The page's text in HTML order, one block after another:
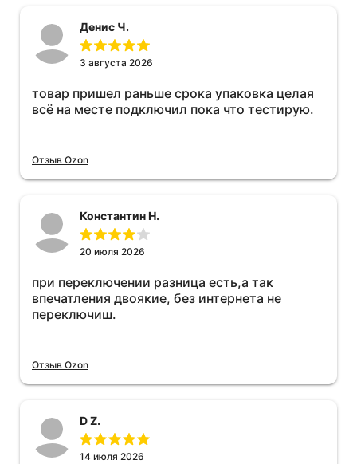
Денис Ч.
3 августа 2026
товар пришел раньше срока упаковка целая
всё на месте подключил пока что тестирую.
Отзыв Ozon
Константин Н.
20 июля 2026
при переключении разница есть,а так
впечатления двоякие, без интернета не
переключиш.
Отзыв Ozon
D Z.
14 июля 2026